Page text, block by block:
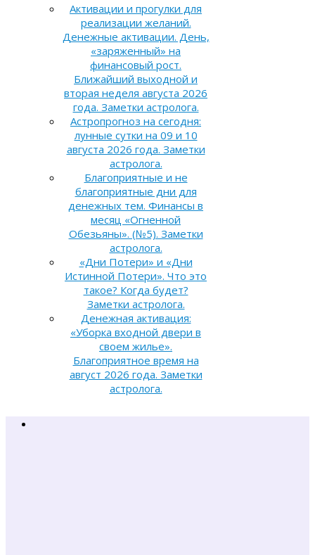
Активации и прогулки для
реализации желаний.
Денежные активации. День,
«заряженный» на
финансовый рост.
Ближайший выходной и
вторая неделя августа 2026
года. Заметки астролога.
Астропрогноз на сегодня:
лунные сутки на 09 и 10
августа 2026 года. Заметки
астролога.
Благоприятные и не
благоприятные дни для
денежных тем. Финансы в
месяц «Огненной
Обезьяны». (№5). Заметки
астролога.
«Дни Потери» и «Дни
Истинной Потери». Что это
такое? Когда будет?
Заметки астролога.
Денежная активация:
«Уборка входной двери в
своем жилье».
Благоприятное время на
август 2026 года. Заметки
астролога.